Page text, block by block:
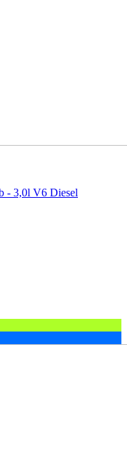
- 3,0l V6 Diesel